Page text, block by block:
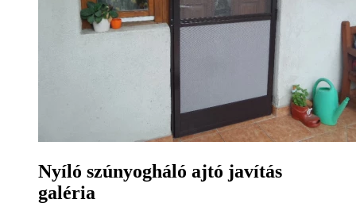
Nyíló szúnyogháló ajtó javítás
galéria